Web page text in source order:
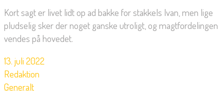
Kort sagt er livet lidt op ad bakke for stakkels Ivan, men lige
pludselig sker der noget ganske utroligt, og magtfordelingen
vendes på hovedet.
13. juli 2022
Redaktion
Generalt